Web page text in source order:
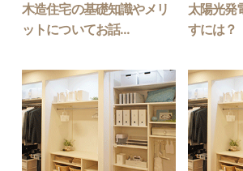
木造住宅の基礎知識やメリ
ットについてお話...
太陽光発
すには？